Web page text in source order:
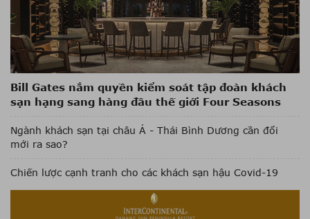
Bill Gates nắm quyền kiểm soát tập đoàn khách
sạn hạng sang hàng đầu thế giới Four Seasons
Ngành khách sạn tại châu Á - Thái Bình Dương cần đổi
mới ra sao?
Chiến lược cạnh tranh cho các khách sạn hậu Covid-19